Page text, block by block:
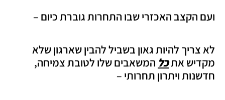
ועם הקצב האכזרי שבו התחרות גוברת כיום –
לא צריך להיות גאון בשביל להבין שארגון שלא
מקדיש אתכל המשאבים שלו לטובת צמיחה,
חדשנות ויתרון תחרותי –